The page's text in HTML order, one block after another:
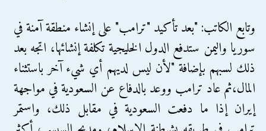
وتابع الكاتب: "بعد تأكيد "ترامب" على إنشاء منطقة آمنة في
سوريا واليمن ستدفع الدول الخليجية تكلفة إنشائها، اتجه بعد
ذلك لسبهم بإضافة "لأن ليس لديهم أي شيء آخر باستثناء
المال،ثم عاد ترامب ووعد بالدفاع عن السعودية في مواجهة
إيران إذا ما دفعت السعودية في مقابل ذلك، واستمر